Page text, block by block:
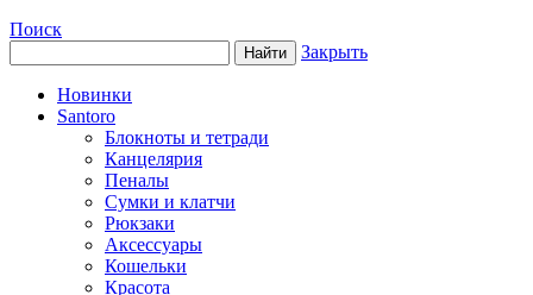
Поиск
Закрыть
Новинки
Santoro
Блокноты и тетради
Канцелярия
Пеналы
Сумки и клатчи
Рюкзаки
Аксессуары
Кошельки
Красота